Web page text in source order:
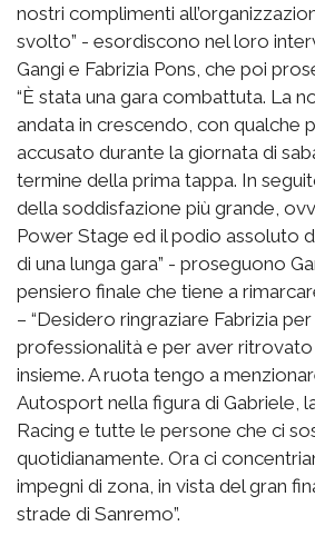
nostri complimenti
svolto” - esordiscono nel loro
Gangi e Fabrizia Pons, che poi
“È stata una gara combattuta. La
andata in crescendo, con qualche
accusato durante la giornata di
termine della prima tappa. In
della soddisfazione più grande,
Power Stage ed il podio assoluto
di una lunga gara” - proseguono
pensiero finale che tiene a
– “Desidero ringraziare Fabrizia
professionalità e per aver
insieme. A ruota tengo a
Autosport nella figura di Gabriele,
Racing e tutte le persone che ci
quotidianamente. Ora ci
impegni di zona, in vista del gran
strade di Sanremo”.